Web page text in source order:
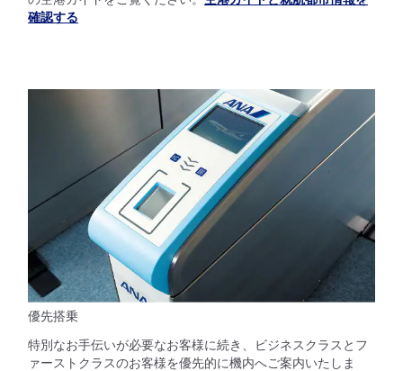
確認する
優先搭乗
特別なお手伝いが必要なお客様に続き、ビジネスクラスとフ
ァーストクラスのお客様を優先的に機内へご案内いたしま